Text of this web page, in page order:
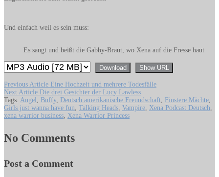
Und einfach weil es sein muss:
Es saugt und beißt die Gabby-Braut, wo Xena auf die Fresse haut
Download Show URL
Beitragsnavigation
Previous Article Previous
Article:
Eine Hochzeit und mehrere Todesfälle
Next Article Next
Article:
Die drei Gesichter der Lucy Lawless
Tags: Angel , Buffy, Deutsch amerikanische Freundschaft, Finstere Mächte,
Girls just wanna have fun, Talking Heads, Vampire, Xena Podcast Deutsch,
xena warrior business, Xena Warrior Princess
No Comments
Post a Comment